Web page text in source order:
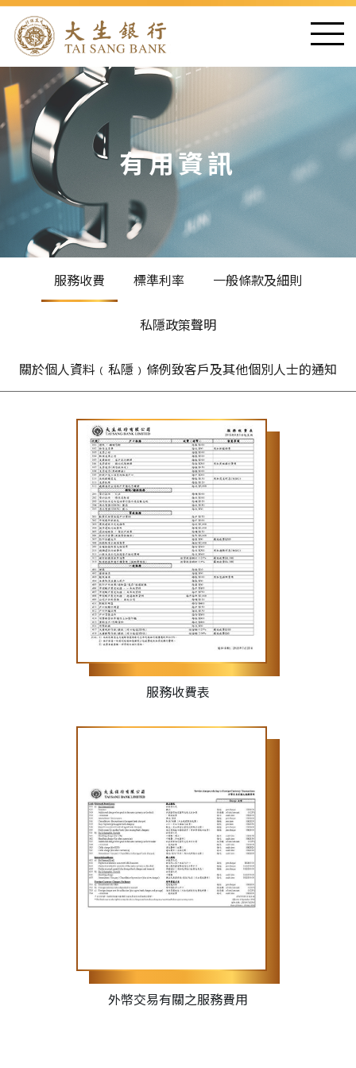
有用資訊
服務收費 標準利率 一般條款及細則
私隱政策聲明
關於個人資料﹙私隱﹚條例致客戶及其他個別人士的通知
服務收費表
外幣交易有關之服務費用